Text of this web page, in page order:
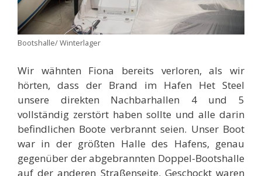
Bootshalle/ Winterlager
Wir wähnten Fiona bereits verloren, als wir
hörten, dass der Brand im Hafen Het Steel
unsere direkten Nachbarhallen 4 und 5
vollständig zerstört haben sollte und alle darin
befindlichen Boote verbrannt seien. Unser Boot
war in der größten Halle des Hafens, genau
gegenüber der abgebrannten Doppel-Bootshalle
auf der anderen Straßenseite. Geschockt waren